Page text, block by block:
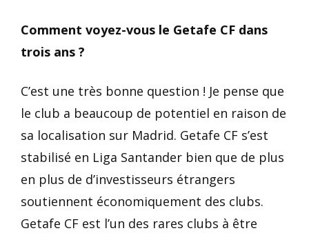
Comment voyez-vous le Getafe CF dans
trois ans ?
C’est une très bonne question ! Je pense que
le club a beaucoup de potentiel en raison de
sa localisation sur Madrid. Getafe CF s’est
stabilisé en Liga Santander bien que de plus
en plus de d’investisseurs étrangers
soutiennent économiquement des clubs.
Getafe CF est l’un des rares clubs à être